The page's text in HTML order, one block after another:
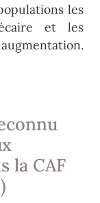
les
et les
la CAF